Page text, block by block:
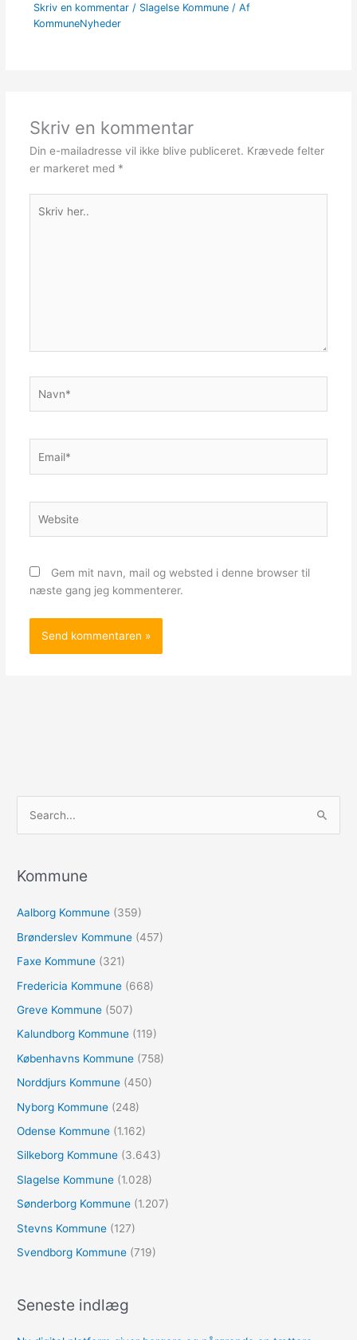
Skriv en kommentar / Slagelse Kommune/ Af
KommuneNyheder
Skriv en kommentar
Din e-mailadresse vil ikke blive publiceret. Krævede felter
er markeret med *
her..
Gem mit navn, mail og websted i denne browser til
næste gang jeg kommenterer.
e
t
e
r
Kommune
Aalborg Kommune (359)
Brønderslev Kommune (457)
Faxe Kommune (321)
Fredericia Kommune (668)
Greve Kommune (507)
Kalundborg Kommune (119)
Københavns Kommune (758)
Norddjurs Kommune (450)
Nyborg Kommune (248)
Odense Kommune (1.162)
Silkeborg Kommune (3.643)
Slagelse Kommune (1.028)
Sønderborg Kommune (1.207)
Stevns Kommune (127)
Svendborg Kommune (719)
Seneste indlæg